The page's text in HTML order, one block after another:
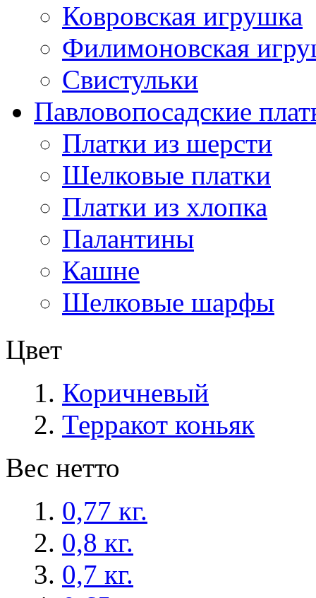
Ковровская игрушка
Филимоновская
Свистульки
Павловопосадские
Платки из шерсти
Шелковые платки
Платки из хлопка
Палантины
Кашне
Шелковые шарфы
Цвет
Коричневый
Терракот коньяк
Вес нетто
0,77 кг.
0,8 кг.
0,7 кг.